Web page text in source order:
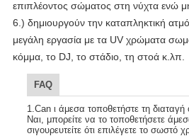
επιπλέοντος σώματος στη νύχτα ενώ
6.) δημιουργούν την καταπληκτική
μεγάλη εργασία με τα UV χρώματα
κόμμα, το DJ, το στάδιο, τη στοά κ.λπ.
FAQ
1.Can ι άμεσα τοποθετήστε τη διαταγή
Ναι, μπορείτε να το τοποθετήσετε
σιγουρευτείτε ότι επιλέγετε το σωστό